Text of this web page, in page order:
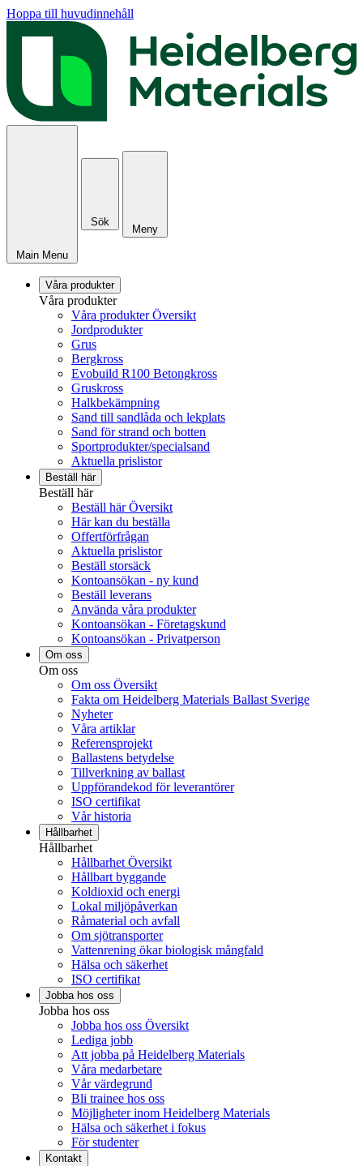
Hoppa till huvudinnehåll
Main Menu
Sök
Meny
Våra produkter
Våra produkter
Våra produkter Översikt
Jordprodukter
Grus
Bergkross
Evobuild R100 Betongkross
Gruskross
Halkbekämpning
Sand till sandlåda och lekplats
Sand för strand och botten
Sportprodukter/specialsand
Aktuella prislistor
Beställ här
Beställ här
Beställ här Översikt
Här kan du beställa
Offertförfrågan
Aktuella prislistor
Beställ storsäck
Kontoansökan - ny kund
Beställ leverans
Använda våra produkter
Kontoansökan - Företagskund
Kontoansökan - Privatperson
Om oss
Om oss
Om oss Översikt
Fakta om Heidelberg Materials Ballast Sverige
Nyheter
Våra artiklar
Referensprojekt
Ballastens betydelse
Tillverkning av ballast
Uppförandekod för leverantörer
ISO certifikat
Vår historia
Hållbarhet
Hållbarhet
Hållbarhet Översikt
Hållbart byggande
Koldioxid och energi
Lokal miljöpåverkan
Råmaterial och avfall
Om sjötransporter
Vattenrening ökar biologisk mångfald
Hälsa och säkerhet
ISO certifikat
Jobba hos oss
Jobba hos oss
Jobba hos oss Översikt
Lediga jobb
Att jobba på Heidelberg Materials
Våra medarbetare
Vår värdegrund
Bli trainee hos oss
Möjligheter inom Heidelberg Materials
Hälsa och säkerhet i fokus
För studenter
Kontakt